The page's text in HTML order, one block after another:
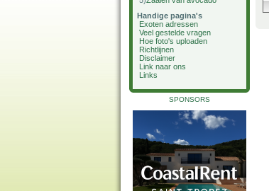
Handige pagina's
Exoten adressen
Veel gestelde vragen
Hoe foto's uploaden
Richtlijnen
Disclaimer
Link naar ons
Links
SPONSORS